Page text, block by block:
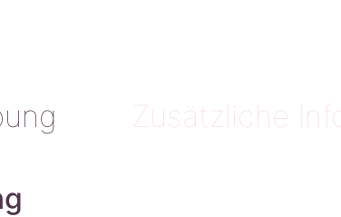
Zusätzliche